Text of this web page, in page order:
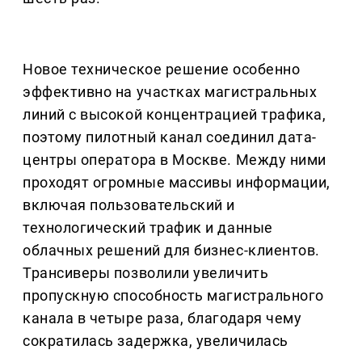
Новое техническое решение особенно
эффективно на участках магистральных
линий с высокой концентрацией трафика,
поэтому пилотный канал соединил дата-
центры оператора в Москве. Между ними
проходят огромные массивы информации,
включая пользовательский и
технологический трафик и данные
облачных решений для бизнес-клиентов.
Трансиверы позволили увеличить
пропускную способность магистрального
канала в четыре раза, благодаря чему
сократилась задержка, увеличилась